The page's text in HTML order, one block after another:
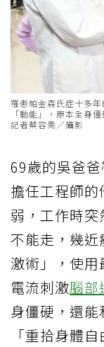
罹患帕金森氏症十多
「動能」，原本全身
記者蔡容喬／攝影
69歲的吳爸爸
擔任工程師
弱，工作時
不能走，幾近
激術」，使
電流刺激腦部
身僵硬，還能
「重拾身體